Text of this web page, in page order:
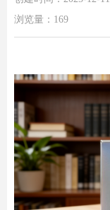
浏览量： 169